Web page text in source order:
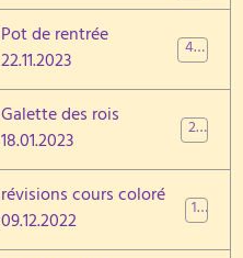
Pot de rentrée
22.11.2023
46
Galette des rois
18.01.2023
27
révisions cours coloré
09.12.2022
17